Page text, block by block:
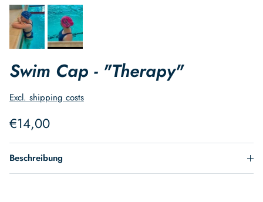
Swim Cap - "Therapy"
Excl. shipping costs
Normaler Preis
€14,00
Beschreibung